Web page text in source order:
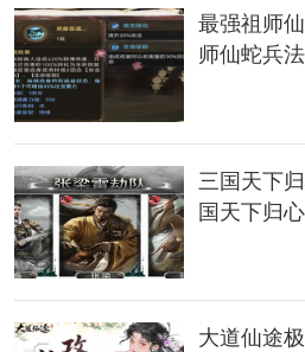
4、玩家可以通过收集烛火合成
币兑换限时时装道具，包括网纱
5、观看其他玩家的秀台留影还
度。
最强祖师
师仙蛇兵
三国天下
国天下归
大道仙途